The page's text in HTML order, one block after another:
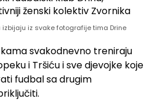
iz svake fotografije tima Drine
svakodnevno treniraju
i Tršiću i sve djevojke koje
fudbal sa drugim